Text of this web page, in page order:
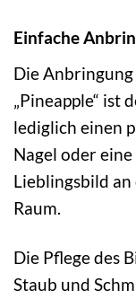
Einfache
Die
„Pineapple“ ist
lediglich einen
Nagel oder
Lieblingsbild
Raum.
Die Pflege des
Staub und